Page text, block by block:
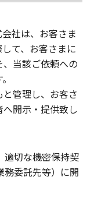
社は、お客さま
て、お客さまに
当該ご依頼への
管理し、お客さ
開示・提供致し
適切な機密保持契
務委託先等）に開